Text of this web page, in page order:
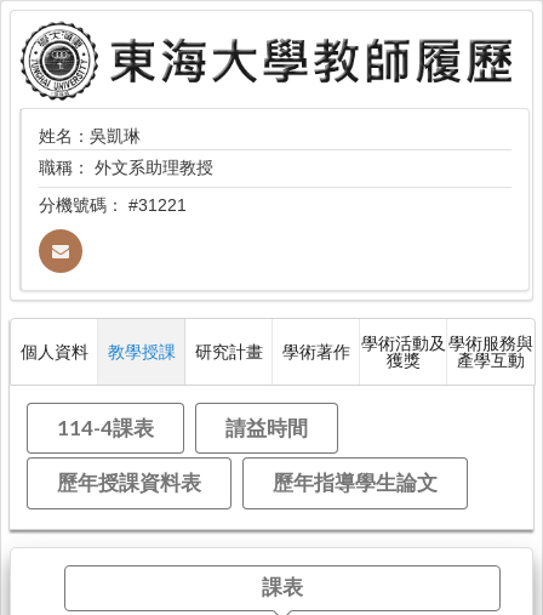
姓名：吳凱琳
職稱： 外文系助理教授
分機號碼： #31221
個人資料 教學授課 研究計畫 學術著作 學術活動及
獲獎
學術服務與
產學互動
114-4課表 請益時間
歷年授課資料表 歷年指導學生論文
課表